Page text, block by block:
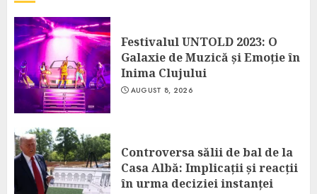
Festivalul UNTOLD 2023: O
Galaxie de Muzică și Emoție în
Inima Clujului
AUGUST 8, 2026
Controversa sălii de bal de la
Casa Albă: Implicații și reacții
în urma deciziei instanței